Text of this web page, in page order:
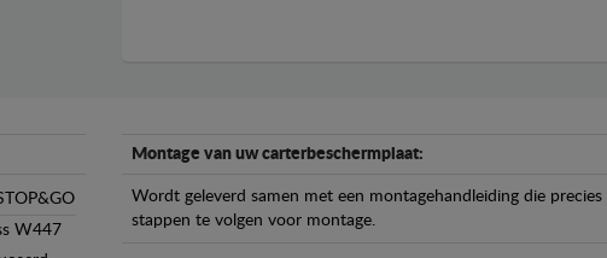
W447
Montage van uw carterbeschermplaat:
Wordt geleverd samen met een montagehandleiding die
stappen te volgen voor montage.